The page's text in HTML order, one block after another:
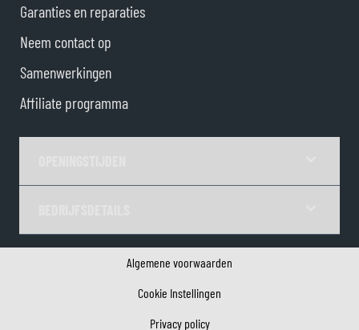
Garanties en reparaties
Neem contact op
Samenwerkingen
Affiliate programma
Algemene voorwaarden
Cookie Instellingen
Privacy policy